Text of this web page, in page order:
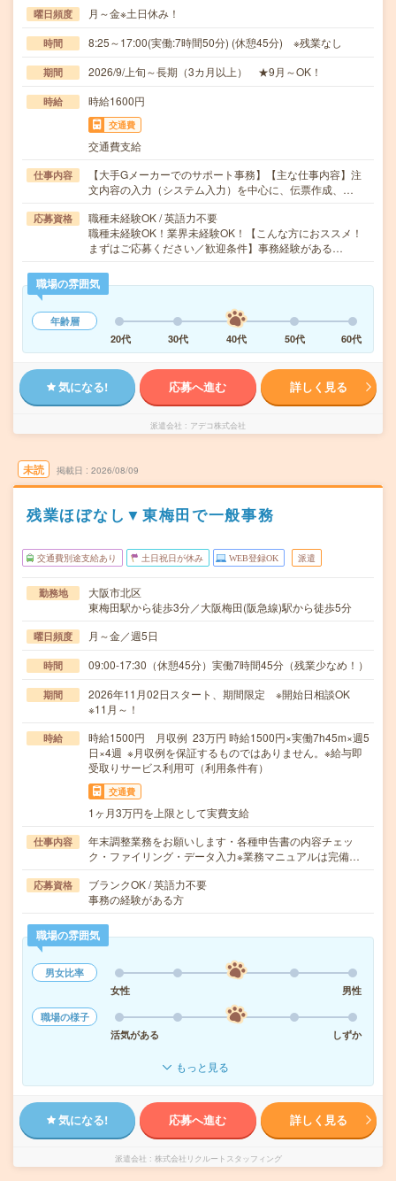
曜日頻度 月～金※土日休み！
時間 8:25～17:00(実働:7時間50分) (休憩45分) ※残業なし
期間 2026/9/上旬～長期（3カ月以上） ★9月～OK！
時給 時給1600円
交通費
交通費支給
仕事内容
【大手Gメーカーでのサポート事務】【主な仕事内容】注
文内容の入力（システム入力）を中心に、伝票作成、…
応募資格
職種未経験OK / 英語力不要
職種未経験OK！業界未経験OK！【こんな方におススメ！
まずはご応募ください／歓迎条件】事務経験がある…
職場の雰囲気
年齢層
20代
30代 40代 50代 60代
気になる! 応募へ進む 詳しく見る
派遣会社 アデコ株式会社
未読 掲載日 2026/08/09
残業ほぼなし▼東梅田で一般事務
交通費別途支給あり 土日祝日が休み WEB登録OK 派遣
勤務地
大阪市北区
東梅田駅から徒歩3分／大阪梅田(阪急線)駅から徒歩5分
曜日頻度 月～金／週5日
時間 09:00-17:30（休憩45分）実働7時間45分（残業少なめ！）
期間
2026年11月02日スタート、期間限定 ※開始日相談OK
※11月～！
時給
時給1500円 月収例 23万円 時給1500円×実働7h45m×週5
日×4週 ※月収例を保証するものではありません。※給与即
受取りサービス利用可（利用条件有）
交通費
1ヶ月3万円を上限として実費支給
仕事内容
年末調整業務をお願いします・各種申告書の内容チェッ
ク・ファイリング・データ入力※業務マニュアルは完備…
応募資格
ブランクOK / 英語力不要
事務の経験がある方
職場の雰囲気
男女比率
女性
男性
職場の様子
活気がある
しずか
もっと見る
気になる! 応募へ進む 詳しく見る
派遣会社 株式会社リクルートスタッフィング